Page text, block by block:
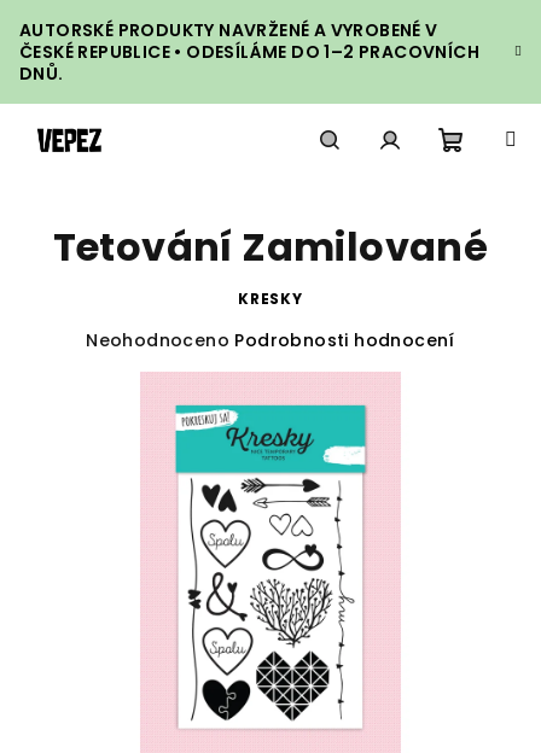
na
obsah
AUTORSKÉ PRODUKTY NAVRŽENÉ A VYROBENÉ V
ČESKÉ REPUBLICE • ODESÍLÁME DO 1–2 PRACOVNÍCH
DNŮ.
košík
Tetování Zamilované
KRESKY
Průměrné
Neohodnoceno Podrobnosti hodnocení